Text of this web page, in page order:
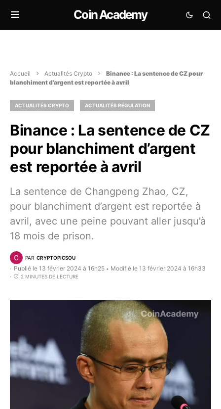
Coin Academy
Accueil Actualités Crypto
Binance : La sentence de CZ pour
blanchiment d’argent est reportée à avril
ACTUALITÉS CRYPTO ACTUALITÉS RÉGULATION
Binance : La sentence de CZ
pour blanchiment d’argent
est reportée à avril
La sentence de Changpeng Zhao, CZ,
pour blanchiment d’argent est reportée à
avril, avec une peine pouvant aller jusqu’à
18 mois de prison.
PAR CRYPTOPICSOU
Publié le 13 février 2024 à 16h25 • Modifié le 13 février 2024 à 16h33
2 MINUTES DE LECTURE